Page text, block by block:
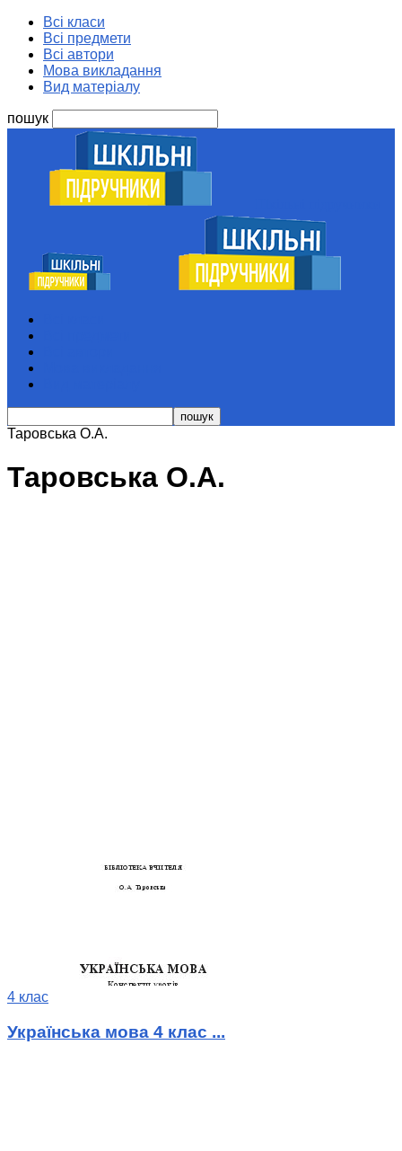
Всі класи
Всі предмети
Всі автори
Мова викладання
Вид матеріалу
пошук
Таровська О.А.
Таровська О.А.
4 клас
Українська мова 4 клас ...